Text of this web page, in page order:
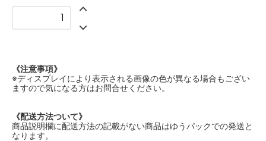
《注意事項》
※ディスプレイにより表示される画像の色が異なる場合もござい
ますので気になる方はお問合せください。
《配送方法ついて》
商品説明欄に配送方法の記載がない商品はゆうパックでの発送と
なります。